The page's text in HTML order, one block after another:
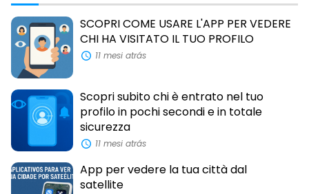
SCOPRI COME USARE L'APP PER VEDERE
CHI HA VISITATO IL TUO PROFILO
11 mesi atrás
Scopri subito chi è entrato nel tuo
profilo in pochi secondi e in totale
sicurezza
11 mesi atrás
App per vedere la tua città dal
satellite